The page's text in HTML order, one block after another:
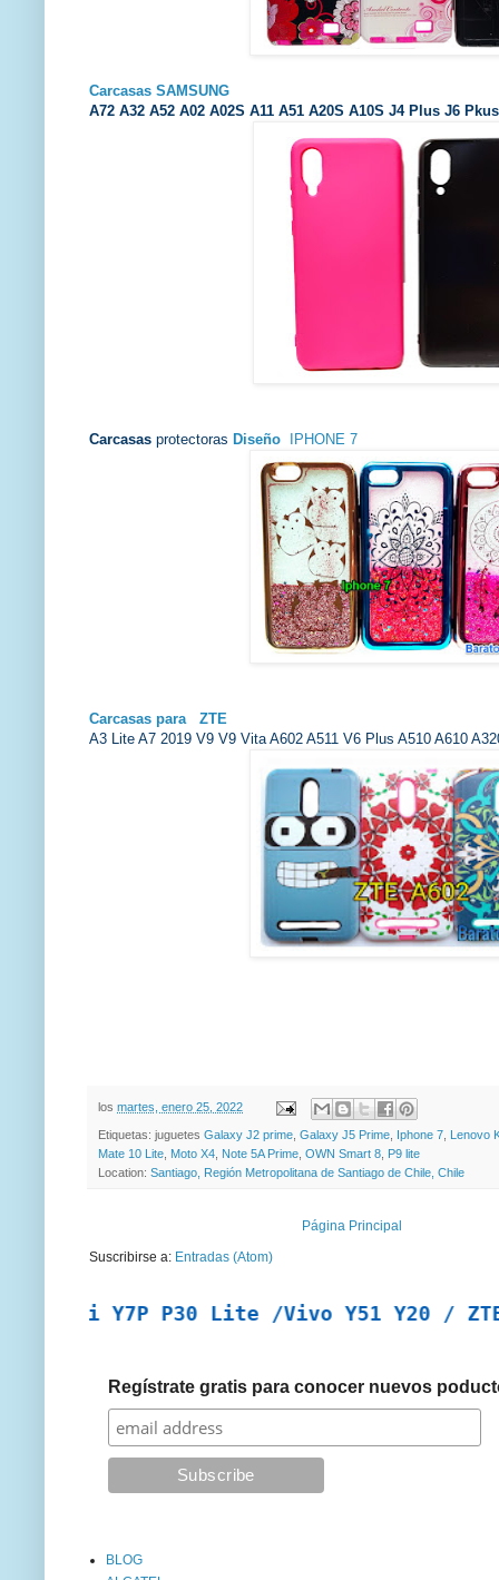
Carcasas SAMSUNG
A72 A32 A52 A02 A02S A11 A51 A20S A10S J4 Plus J6
Carcasas protectoras Diseño IPHONE 7
Carcasas para ZTE
A3 Lite A7 2019 V9 V9 Vita A602 A511 V6 Plus A510 A610
los martes, enero 25, 2022
Etiquetas: juguetes Galaxy J2 prime Galaxy J5 Prime Iphone 7 Lenovo
Mate 10 Lite Moto X4 Note 5A Prime OWN Smart 8 P9 lite
Location: Santiago, Región Metropolitana de Santiago de Chile, Chile
Página Principal
Suscribirse a: Entradas (Atom)
Y7P P30 Lite /Vivo Y51 Y20 / ZTE A7
Regístrate gratis para conocer nuevos
BLOG